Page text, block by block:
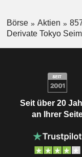
Börse Aktien
Derivate Tokyo
Seit über 20
an Ihrer